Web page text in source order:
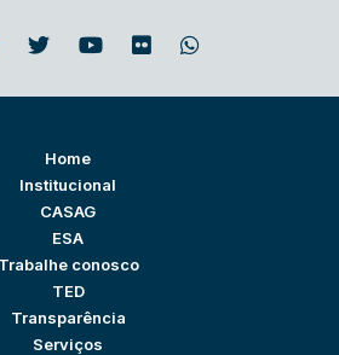
Home
Institucional
CASAG
ESA
Trabalhe conosco
TED
Transparência
Serviços